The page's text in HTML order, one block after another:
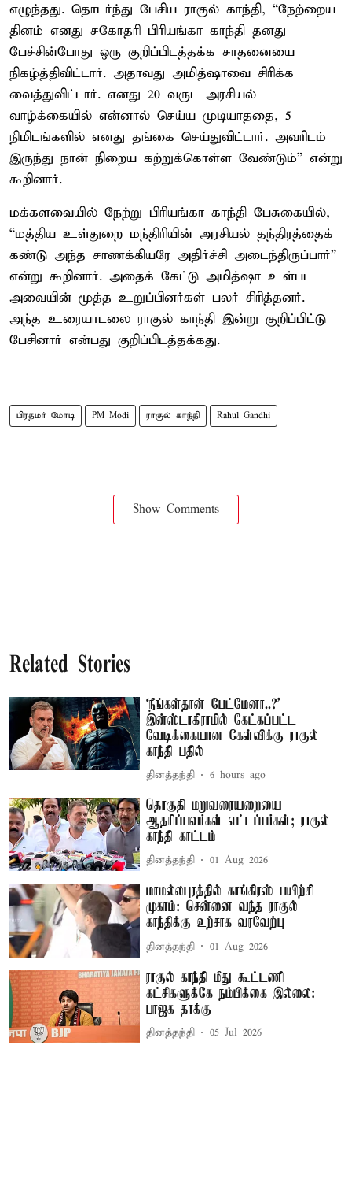
எழுந்தது. தொடர்ந்து பேசிய ராகுல் காந்தி, “நேற்றைய
தினம் எனது சகோதரி பிரியங்கா காந்தி தனது
பேச்சின்போது ஒரு குறிப்பிடத்தக்க சாதனையை
நிகழ்த்திவிட்டார். அதாவது அமித்ஷாவை சிரிக்க
வைத்துவிட்டார். எனது 20 வருட அரசியல்
வாழ்க்கையில் என்னால் செய்ய முடியாததை, 5
நிமிடங்களில் எனது தங்கை செய்துவிட்டார். அவரிடம்
இருந்து நான் நிறைய கற்றுக்கொள்ள வேண்டும்” என்று
கூறினார்.
மக்களவையில் நேற்று பிரியங்கா காந்தி பேசுகையில்,
“மத்திய உள்துறை மந்திரியின் அரசியல் தந்திரத்தைக்
கண்டு அந்த சாணக்கியரே அதிர்ச்சி அடைந்திருப்பார்”
என்று கூறினார். அதைக் கேட்டு அமித்ஷா உள்பட
அவையின் மூத்த உறுப்பினர்கள் பலர் சிரித்தனர்.
அந்த உரையாடலை ராகுல் காந்தி இன்று குறிப்பிட்டு
பேசினார் என்பது குறிப்பிடத்தக்கது.
பிரதமர் மோடி PM Modi ராகுல் காந்தி Rahul Gandhi
Show Comments
Related Stories
‘நீங்கள்தான் பேட்மேனா..?’
இன்ஸ்டாகிராமில் கேட்கப்பட்ட
வேடிக்கையான கேள்விக்கு ராகுல்
காந்தி பதில்
தினத்தந்தி 6 hours ago
தொகுதி மறுவரையறையை
ஆதரிப்பவர்கள் எட்டப்பர்கள்; ராகுல்
காந்தி காட்டம்
தினத்தந்தி 01 Aug 2026
மாமல்லபுரத்தில் காங்கிரஸ் பயிற்சி
முகாம்: சென்னை வந்த ராகுல்
காந்திக்கு உற்சாக வரவேற்பு
தினத்தந்தி 01 Aug 2026
ராகுல் காந்தி மீது கூட்டணி
கட்சிகளுக்கே நம்பிக்கை இல்லை:
பாஜக தாக்கு
தினத்தந்தி 05 Jul 2026